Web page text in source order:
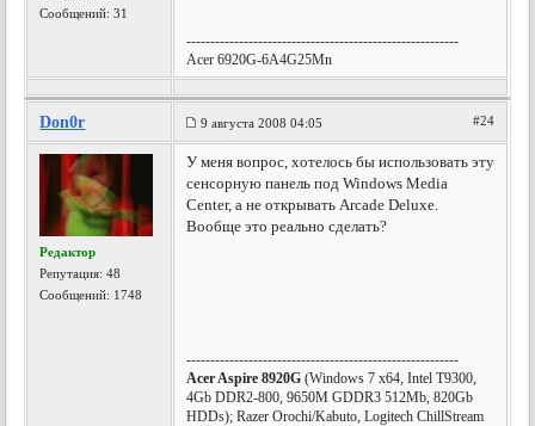
Сообщений: 31
---------------------------------------------------------
Acer 6920G-6A4G25Mn
Don0r 9 августа 2008 04:05 #24
Редактор
Репутация:48
Сообщений: 1748
У меня вопрос, хотелось бы использовать эту
сенсорную панель под Windows Media
Center, а не открывать Arcade Deluxe.
Вообще это реально сделать?
---------------------------------------------------------
Acer Aspire 8920G (Windows 7 x64, Intel T9300,
4Gb DDR2-800, 9650M GDDR3 512Mb, 820Gb
HDDs); Razer Orochi/Kabuto, Logitech ChillStream